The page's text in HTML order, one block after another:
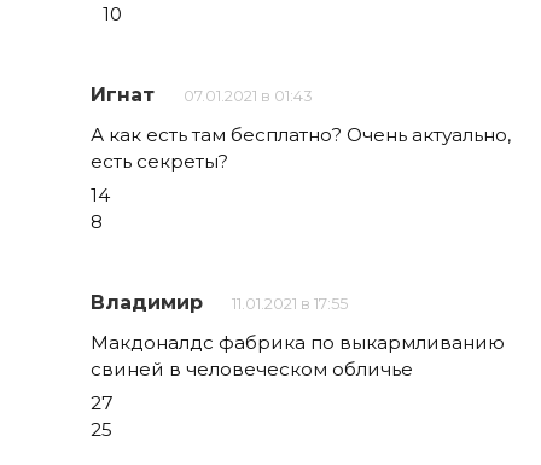
10
Игнат 07.01.2021 в 01:43
А как есть там бесплатно? Очень актуально,
есть секреты?
14
8
Владимир 11.01.2021 в 17:55
Макдоналдс фабрика по выкармливанию
свиней в человеческом обличье
27
25